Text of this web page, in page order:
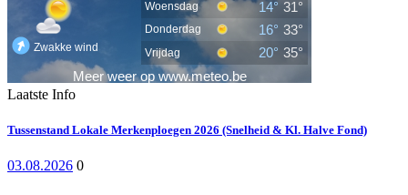
Laatste Info
Tussenstand Lokale Merkenploegen 2026 (Snelheid & Kl. Halve Fond)
03.08.2026 0